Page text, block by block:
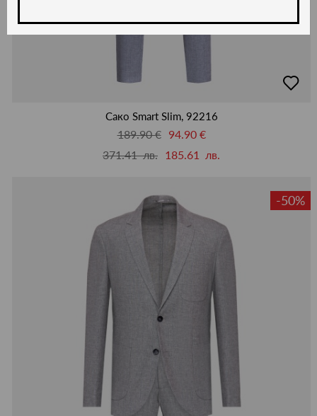
в
Сако Smart Slim, 92216
189.90 €
94.90 €
371.41 лв. 185.61 лв.
-50%